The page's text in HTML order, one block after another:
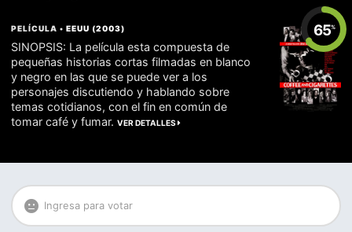
65%
PELÍCULA •EEUU (2003)
SINOPSIS: La película esta compuesta de
pequeñas historias cortas filmadas en blanco
y negro en las que se puede ver a los
personajes discutiendo y hablando sobre
temas cotidianos, con el fin en común de
tomar café y fumar.VER DETALLES
Ingresa para votar